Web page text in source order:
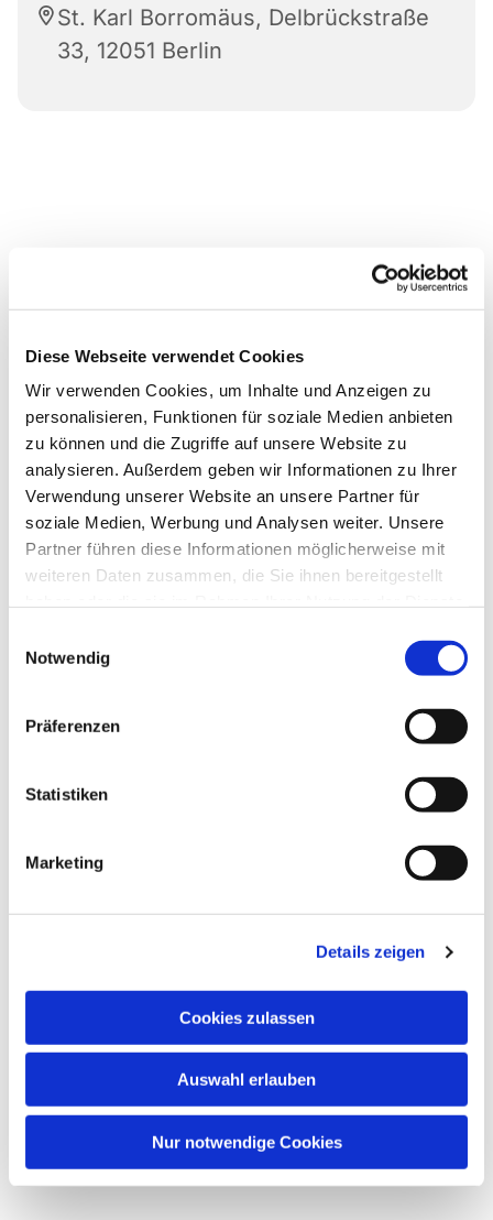
Diese Webseite verwendet Cookies
Wir verwenden Cookies, um Inhalte und Anzeigen zu
personalisieren, Funktionen für soziale Medien anbieten
zu können und die Zugriffe auf unsere Website zu
analysieren. Außerdem geben wir Informationen zu Ihrer
Verwendung unserer Website an unsere Partner für
soziale Medien, Werbung und Analysen weiter. Unsere
Partner führen diese Informationen möglicherweise mit
weiteren Daten zusammen, die Sie ihnen bereitgestellt
Notwendig
Präferenzen
Statistiken
Marketing
Details zeigen
Cookies zulassen
Auswahl erlauben
Nur notwendige Cookies
St. Karl Borromäus, Delbrückstraße
33, 12051 Berlin
Dies könnte Sie auch